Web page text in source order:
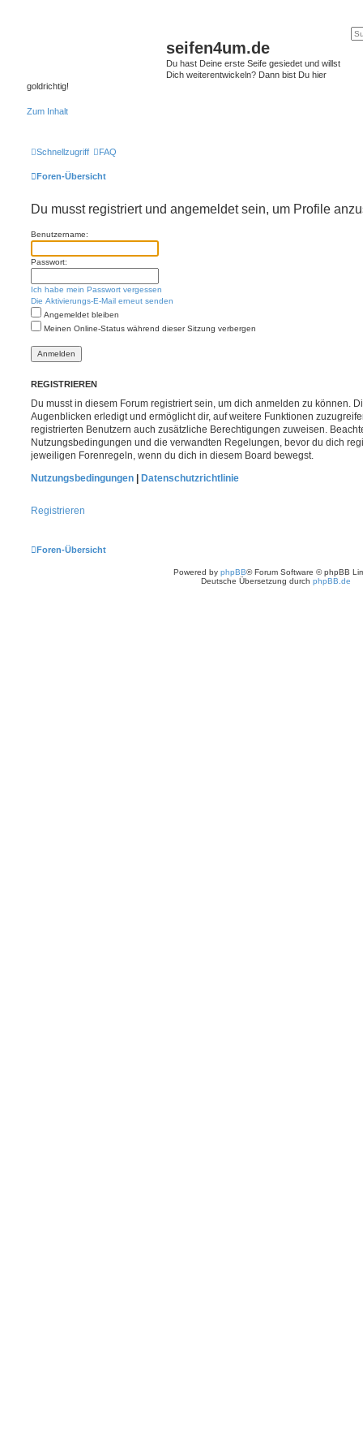
seifen4um.de
Du hast Deine erste Seife gesiedet und willst
Dich weiterentwickeln? Dann bist Du hier
goldrichtig!
Zum Inhalt
Schnellzugriff FAQ
Foren-Übersicht
Du musst registriert und angemeldet sein, um Profile
Benutzername:
Passwort:
Ich habe mein Passwort vergessen
Die Aktivierungs-E-Mail erneut senden
Angemeldet bleiben
Meinen Online-Status während dieser Sitzung verbergen
REGISTRIEREN
Du musst in diesem Forum registriert sein, um dich anmelden zu können.
Augenblicken erledigt und ermöglicht dir, auf weitere Funktionen
registrierten Benutzern auch zusätzliche Berechtigungen zuweisen.
Nutzungsbedingungen und die verwandten Regelungen, bevor du dich
jeweiligen Forenregeln, wenn du dich in diesem Board bewegst.
Nutzungsbedingungen | Datenschutzrichtlinie
Registrieren
Foren-Übersicht
Powered by phpBB® Forum Software © phpBB
Deutsche Übersetzung durch phpBB.de